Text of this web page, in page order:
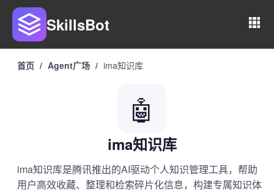
SkillsBot
首页 / Agent广场 / ima知识库
🤖
ima知识库
ima知识库是腾讯推出的AI驱动个人知识管理工具，帮助
用户高效收藏、整理和检索碎片化信息，构建专属知识体